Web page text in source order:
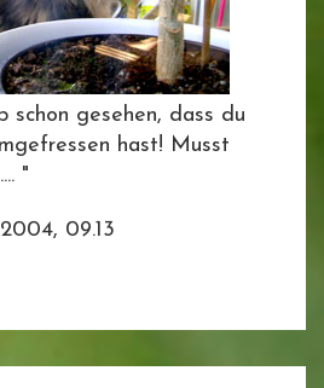
schon gesehen, dass du
hast! Musst
"
09.13